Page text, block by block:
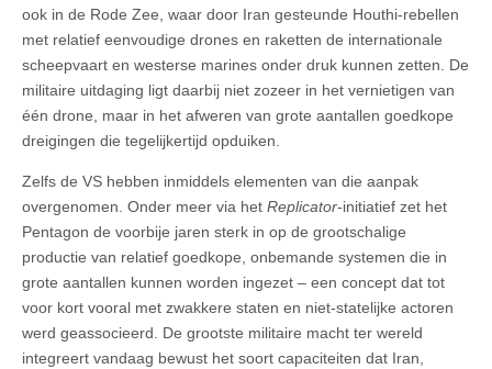
ook in de Rode Zee, waar door Iran gesteunde Houthi-rebellen
met relatief eenvoudige drones en raketten de internationale
scheepvaart en westerse marines onder druk kunnen zetten. De
militaire uitdaging ligt daarbij niet zozeer in het vernietigen van
één drone, maar in het afweren van grote aantallen goedkope
dreigingen die tegelijkertijd opduiken.
Zelfs de VS hebben inmiddels elementen van die aanpak
overgenomen. Onder meer via het Replicator-initiatief zet het
Pentagon de voorbije jaren sterk in op de grootschalige
productie van relatief goedkope, onbemande systemen die in
grote aantallen kunnen worden ingezet – een concept dat tot
voor kort vooral met zwakkere staten en niet-statelijke actoren
werd geassocieerd. De grootste militaire macht ter wereld
integreert vandaag bewust het soort capaciteiten dat Iran,